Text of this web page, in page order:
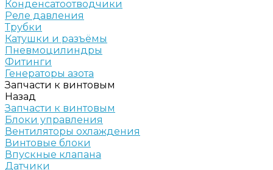
Конденсатоотводчики
Реле давления
Трубки
Катушки и разъёмы
Пневмоцилиндры
Фитинги
Генераторы азота
Запчасти к винтовым
Назад
Запчасти к винтовым
Блоки управления
Вентиляторы охлаждения
Винтовые блоки
Впускные клапана
Датчики